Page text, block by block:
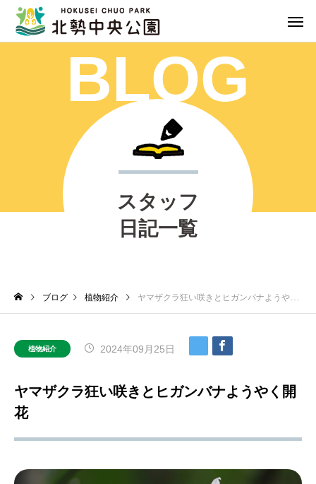
BLOG
スタッフ
日記一覧
ブログ 植物紹介 ヤマザクラ狂い咲きとヒガンバナようやく開花
植物紹介 2024年09月25日
ヤマザクラ狂い咲きとヒガンバナようやく開
花